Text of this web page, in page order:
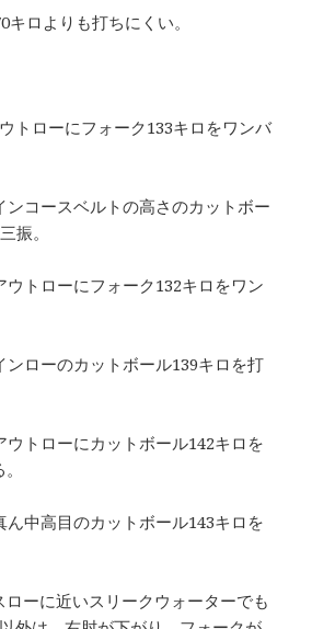
ロよりも打ちにくい。
トローにフォーク133キロをワンバ
ンコースベルトの高さのカットボー
振。
ウトローにフォーク132キロをワン
ンローのカットボール139キロを打
ウトローにカットボール142キロを
ん中高目のカットボール143キロを
ーに近いスリークウォーターでも